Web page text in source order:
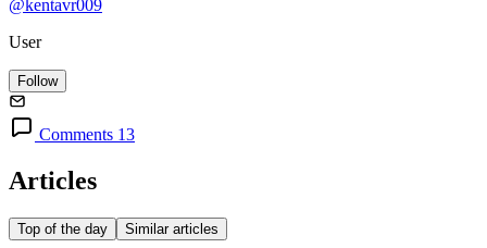
@kentavr009
User
Follow
Comments 13
Articles
Top of the day Similar articles